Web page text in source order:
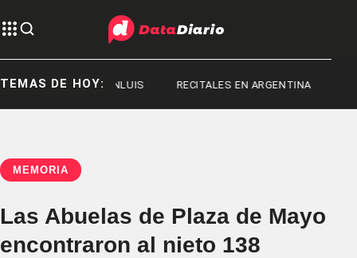
TEMAS DE HOY:
SANLUIS RECITALES EN ARGENTINA
MEMORIA
Las Abuelas de Plaza de Mayo
encontraron al nieto 138